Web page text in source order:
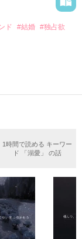
美桜は、猫の世
ド #結婚 #独占欲
、後輩の姫原由
人こっそり泣い
1時間で読める キーワー
ド 「溺愛」 の話